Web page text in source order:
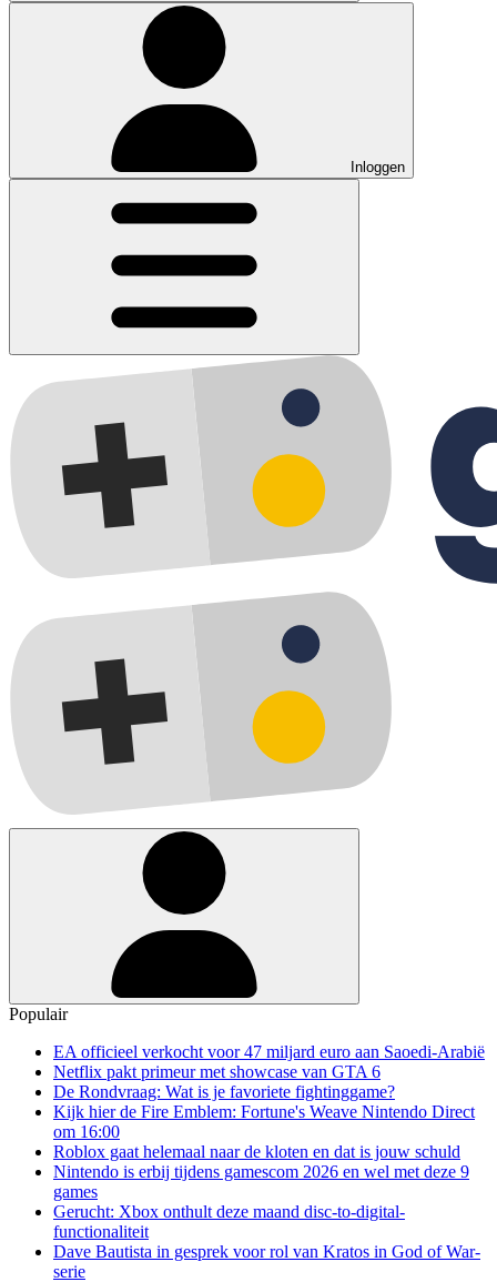
Inloggen
Populair
EA officieel verkocht voor 47 miljard euro aan Saoedi-Arabië
Netflix pakt primeur met showcase van GTA 6
De Rondvraag: Wat is je favoriete fightinggame?
Kijk hier de Fire Emblem: Fortune's Weave Nintendo Direct
om 16:00
Roblox gaat helemaal naar de kloten en dat is jouw schuld
Nintendo is erbij tijdens gamescom 2026 en wel met deze 9
games
Gerucht: Xbox onthult deze maand disc-to-digital-
functionaliteit
Dave Bautista in gesprek voor rol van Kratos in God of War-
serie